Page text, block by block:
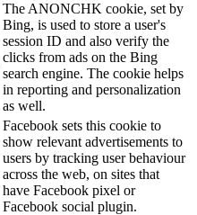
The ANONCHK cookie, set by
Bing, is used to store a user's
session ID and also verify the
clicks from ads on the Bing
search engine. The cookie helps
in reporting and personalization
as well.
Facebook sets this cookie to
show relevant advertisements to
users by tracking user behaviour
across the web, on sites that
have Facebook pixel or
Facebook social plugin.